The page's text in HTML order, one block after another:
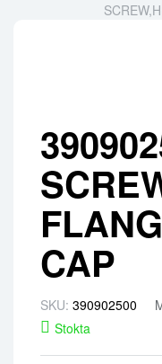
CAP
SKU: 390902500
Stokta